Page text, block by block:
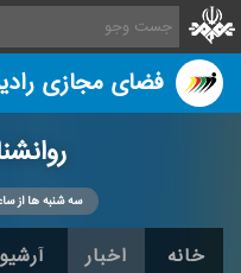
فضای مجازی
سه شنبه ها از ساعت ۱۳:۳۵ به
خانه اخبار آرشیو